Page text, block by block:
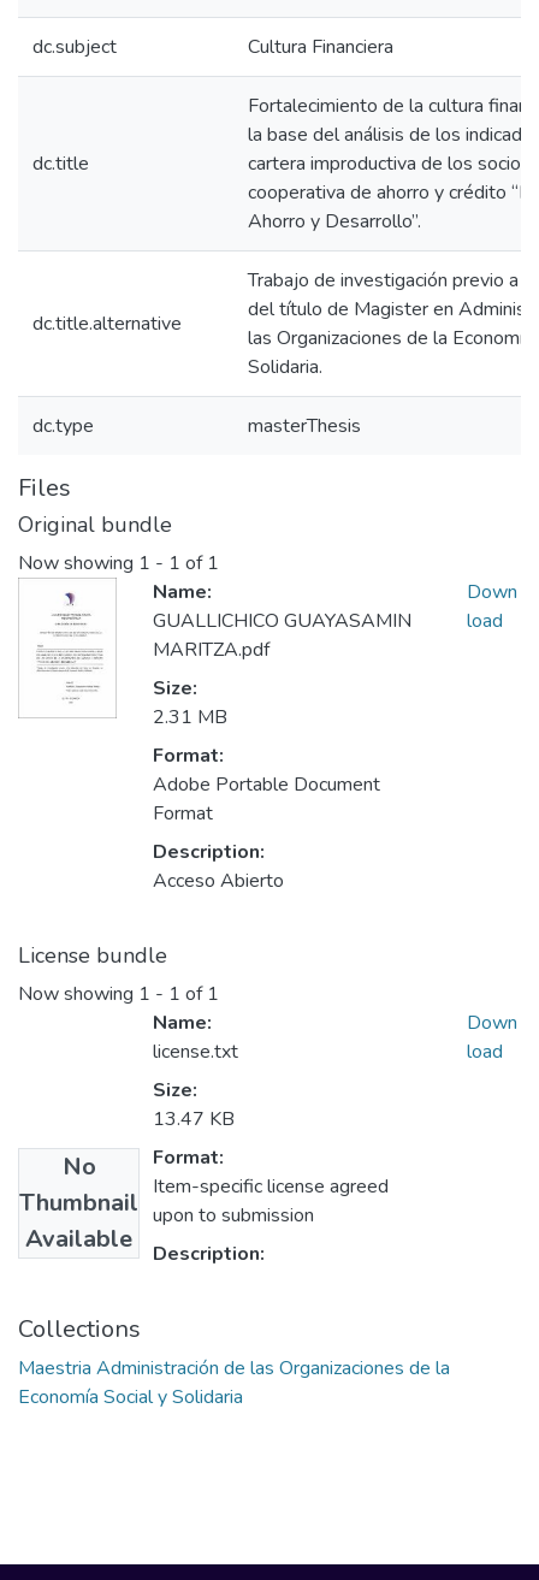
dc.subject Cultura Financiera
dc.title
Fortalecimiento de la cultura
la base del análisis de los
cartera improductiva de los socios
cooperativa de ahorro y crédito
Ahorro y Desarrollo”.
dc.title.alternative
Trabajo de investigación previo a
del título de Magister en
las Organizaciones de la Economía
Solidaria.
dc.type masterThesis
Files
Original bundle
Now showing 1 - 1 of 1
Name:
GUALLICHICO GUAYASAMIN
MARITZA.pdf
Size:
2.31 MB
Format:
Adobe Portable Document
Format
Description:
Acceso Abierto
Down
load
License bundle
Now showing 1 - 1 of 1
No
Thumbnail
Available
Name:
license.txt
Size:
13.47 KB
Format:
Item-specific license agreed
upon to submission
Description:
Down
load
Collections
Maestria Administración de las Organizaciones de la
Economía Social y Solidaria